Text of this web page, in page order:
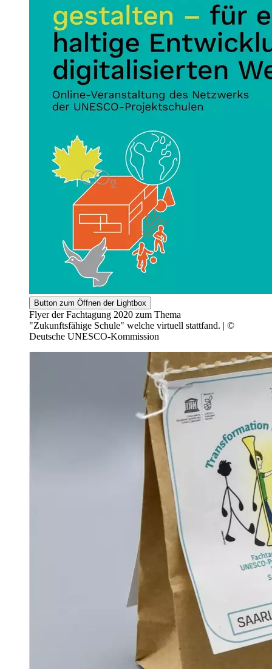
Button zum Öffnen der Lightbox
Flyer der Fachtagung 2020 zum Thema
"Zukunftsfähige Schule" welche virtuell stattfand. | ©
Deutsche UNESCO-Kommission